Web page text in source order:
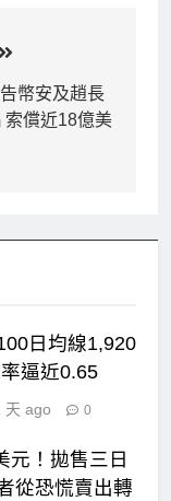
幣安及趙長
索償近18億美
日均線1,920
逼近0.65
天 ago 0
元！拋售三日
從恐慌賣出轉